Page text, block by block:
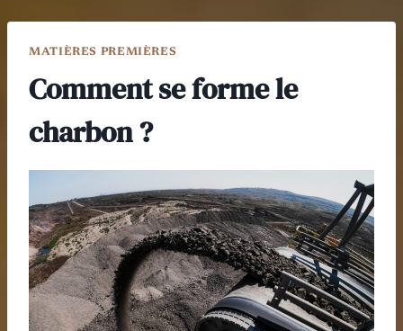
MATIÈRES PREMIÈRES
Comment se forme le
charbon ?